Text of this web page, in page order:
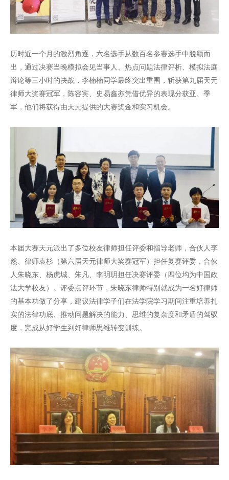
历时近一个月的激烈角逐，六名选手从数百名参赛选手中脱颖而
出，通过决赛当晚模拟会见当事人、热点问题法律评析、模拟法庭
辩论等三小时的决战，李楠楠同学最终突出重围，斩获第九届天元
律师大奖赛冠军，陈容宾、史易鑫亦凭借优异的表现分获亚、季
军，他们将获得由天元提供的大赛奖金和实习机会。
本届大赛天元派出了多位校友律师担任评委和指导老师，合伙人李
然、律师袁杉（第六届天元律师大奖赛冠军）担任复赛评委，合伙
人朱晓东、杨虎城、朱凡、李明玥担任决赛评委（四位均为中国政
法大学校友）。评委点评环节，朱晓东律师特别就成为一名好律师
的基本功做了分享，建议法律学子们在法学院学习期间注重培养扎
实的法律功底、推动问题解决的能力、思维的复杂度和矛盾的驾驭
度，完成从好学生到好律师思维转变训练。